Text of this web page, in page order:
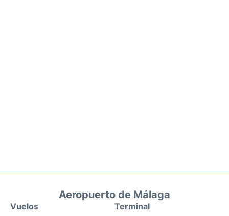
Aeropuerto de Málaga
Vuelos
Terminal